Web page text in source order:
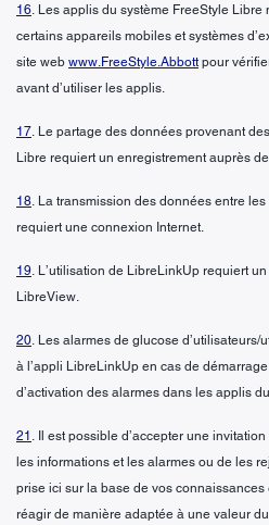
16. Les applis du système FreeStyle Libre
certains appareils mobiles et systèmes
site web www.FreeStyle.Abbott pour
avant d’utiliser les applis.
17. Le partage des données provenant
Libre requiert un enregistrement auprès
18. La transmission des données entre
requiert une connexion Internet.
19. L’utilisation de LibreLinkUp requiert
LibreView.
20. Les alarmes de glucose d’utilisateurs/
à l’appli LibreLinkUp en cas de
d’activation des alarmes dans les applis
21 . Il est possible d’accepter une
les informations et les alarmes ou de les
prise ici sur la base de vos
réagir de manière adaptée à une valeur